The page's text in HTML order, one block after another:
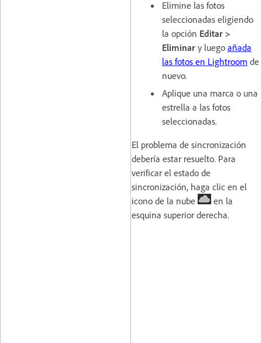
Elimine las fotos
seleccionadas eligiendo
la opción Editar >
Eliminar y luego añada
las fotos en Lightroom de
nuevo.
Aplique una marca o una
estrella a las fotos
seleccionadas.
El problema de sincronización
debería estar resuelto. Para
verificar el estado de
sincronización, haga clic en el
icono de la nube
en la
esquina superior derecha.